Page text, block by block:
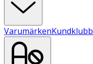
VarumärkenKundklubb